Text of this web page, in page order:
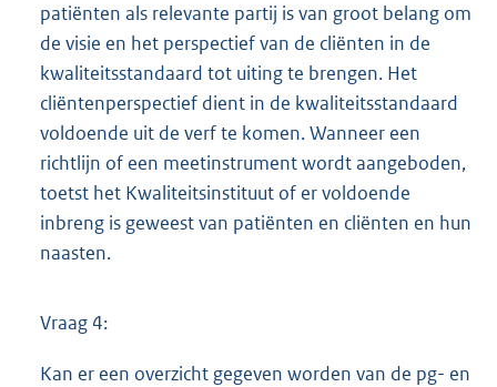
patiënten als relevante partij is van groot belang om
de visie en het perspectief van de cliënten in de
kwaliteitsstandaard tot uiting te brengen. Het
cliëntenperspectief dient in de kwaliteitsstandaard
voldoende uit de verf te komen. Wanneer een
richtlijn of een meetinstrument wordt aangeboden,
toetst het Kwaliteitsinstituut of er voldoende
inbreng is geweest van patiënten en cliënten en hun
naasten.
Vraag 4:
Kan er een overzicht gegeven worden van de pg- en